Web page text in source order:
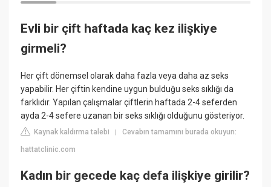
Evli bir çift haftada kaç kez ilişkiye
girmeli?
Her çift dönemsel olarak daha fazla veya daha az seks
yapabilir. Her çiftin kendine uygun bulduğu seks sıklığı da
farklıdır. Yapılan çalışmalar çiftlerin haftada 2-4 seferden
ayda 2-4 sefere uzanan bir seks sıklığı olduğunu gösteriyor.
Kaynak kaldırma talebi |Cevabın tamamını burada okuyun:
hattatclinic.com
Kadın bir gecede kaç defa ilişkiye girilir?